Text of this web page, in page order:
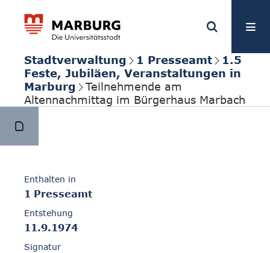
Stadtverwaltung 1 Presseamt
1.5
Feste, Jubiläen, Veranstaltungen in
Marburg
Teilnehmende am
Altennachmittag im Bürgerhaus Marbach
Enthalten in
1 Presseamt
Entstehung
11.9.1974
Signatur